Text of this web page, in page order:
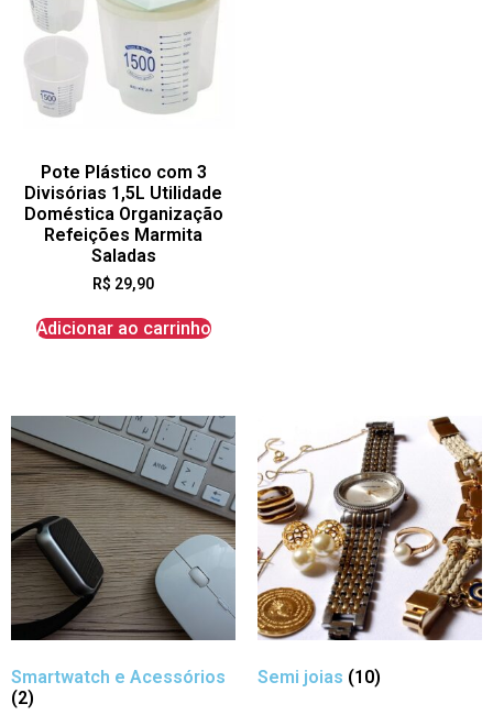
Pote Plástico com 3
Divisórias 1,5L Utilidade
Doméstica Organização
Refeições Marmita
Saladas
R$ 29,90
Adicionar ao carrinho
Smartwatch e Acessórios
(2)
Semi joias (10)